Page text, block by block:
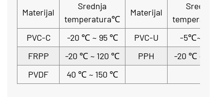
Materijal
Srednja
temperatura℃
Materijal
Srednja
PVC-C
-20 ℃ ~ 95 ℃ PVC-U
-5℃~
FRPP
-20 ℃ ~ 120 ℃ PPH
-20 ℃ ~
PVDF
40 ℃ ~ 150 ℃